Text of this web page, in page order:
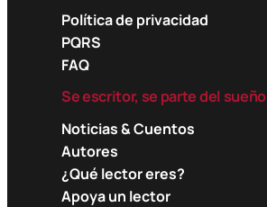
Política de privacidad
PQRS
FAQ
Se escritor, se parte del sueño
Noticias & Cuentos
Autores
¿Qué lector eres?
Apoya un lector